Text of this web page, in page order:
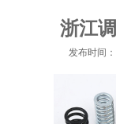
浙江
发布时间：